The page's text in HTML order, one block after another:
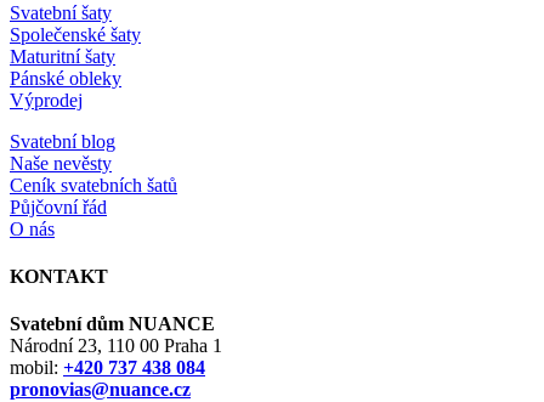
Svatební šaty
Společenské šaty
Maturitní šaty
Pánské obleky
Výprodej
Svatební blog
Naše nevěsty
Ceník svatebních šatů
Půjčovní řád
O nás
KONTAKT
Svatební dům NUANCE
Národní 23, 110 00 Praha 1
mobil: +420 737 438 084
pronovias@nuance.cz